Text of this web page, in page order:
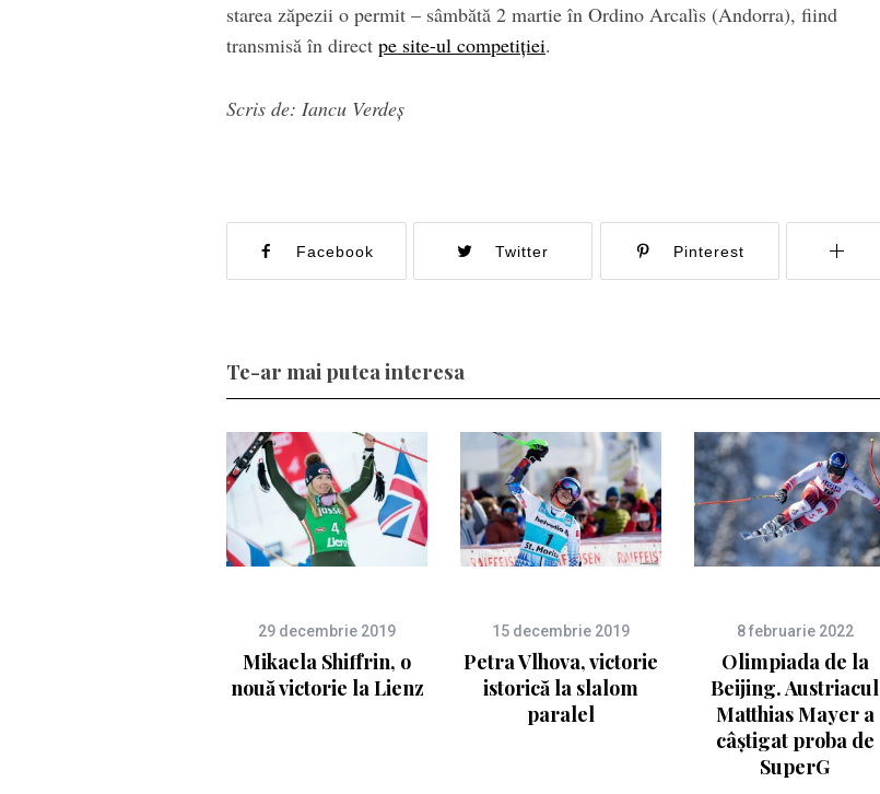
starea zăpezii o permit – sâmbătă 2 martie în Ordino Arcalìs (Andorra), fiind
transmisă în direct pe site-ul competiției.
Scris de: Iancu Verdeș
Facebook Twitter Pinterest
Te-ar mai putea interesa
29 decembrie 2019
Mikaela Shiffrin, o
nouă victorie la Lienz
15 decembrie 2019
Petra Vlhova, victorie
istorică la slalom
paralel
8 februarie 2022
Olimpiada de la
Beijing. Austriacul
Matthias Mayer a
câştigat proba de
SuperG